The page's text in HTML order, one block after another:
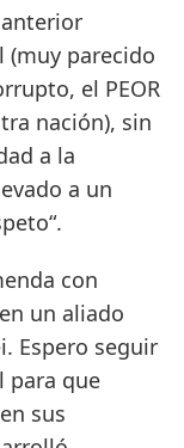
(muy parecido
el PEOR
nación), sin
a la
a un
con
un aliado
Espero seguir
para que
sus